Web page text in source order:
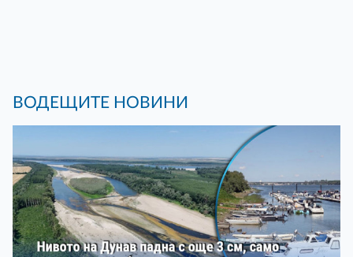
ВОДЕЩИТЕ НОВИНИ